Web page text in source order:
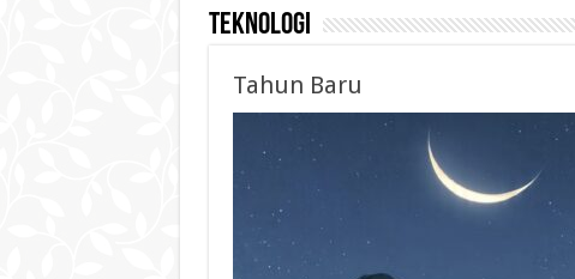
Teknologi
Tahun Baru